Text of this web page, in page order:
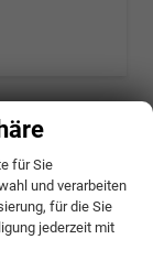
Doppelkupplungsgetriebe (DSG)
für Sie
und verarbeiten
für die Sie
jederzeit mit